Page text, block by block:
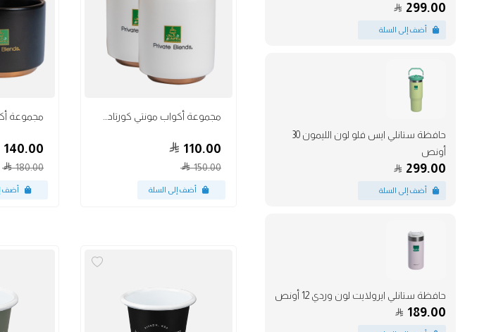
299.00
حافظة ستانلي ايس فلو لون الليمون 30
أونص
299.00
حافظة ستانلي ايرولايت لون وردي 12 أونص
189.00
110.00
150.00
140.00
180.00